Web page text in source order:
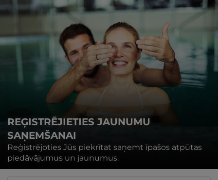
REĢISTRĒJIETIES JAUNUMU
SAŅEMŠANAI
Reģistrējoties Jūs piekrītat saņemt īpašos atpūtas
piedāvājumus un jaunumus.